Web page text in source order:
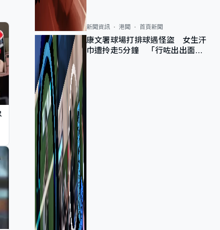
新聞資訊 港聞 首頁新聞
康文署球場打排球遇怪盜 女生汗
巾遭拎走5分鐘 「行咗出出面唔